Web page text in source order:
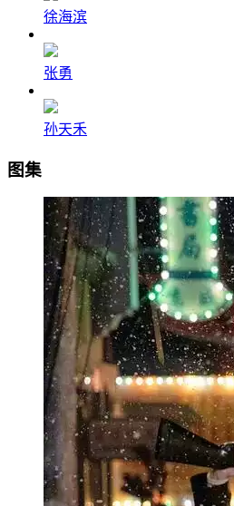
徐海滨
张勇
孙天禾
图集